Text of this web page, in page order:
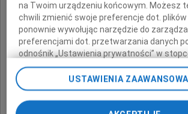
składamy wyrazy
Dyrekcja, Rada
Centrum Medycznego
na Twoim urządzeniu końcowym. Możesz
chwili zmienić swoje preferencje dot. plików
ponownie wywołując narzędzie do
preferencjami dot. przetwarzania danych
odnośnik „Ustawienia prywatności” w
przechodząc do sekcji „Ustawienia
Zmiana ustawień plików cookie możliwa
pomocą ustawień przeglądarki.
USTAWIENIA